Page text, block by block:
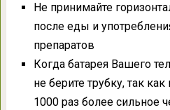
Не принимайте
после еды и
препаратов
Когда батарея Вашего
не берите трубку, так
1000 раз более сильное